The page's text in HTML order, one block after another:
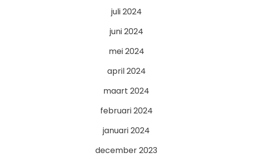
juli 2024
juni 2024
mei 2024
april 2024
maart 2024
februari 2024
januari 2024
december 2023